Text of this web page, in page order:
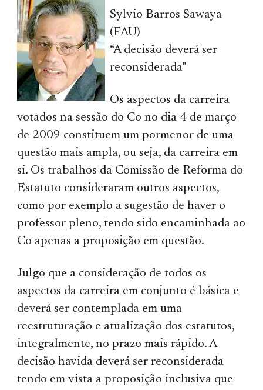
Sylvio Barros Sawaya
(FAU)
“A decisão deverá ser
reconsiderada”
Os aspectos da carreira
votados na sessão do Co no dia 4 de março
de 2009 constituem um pormenor de uma
questão mais ampla, ou seja, da carreira em
si. Os trabalhos da Comissão de Reforma do
Estatuto consideraram outros aspectos,
como por exemplo a sugestão de haver o
professor pleno, tendo sido encaminhada ao
Co apenas a proposição em questão.
Julgo que a consideração de todos os
aspectos da carreira em conjunto é básica e
deverá ser contemplada em uma
reestruturação e atualização dos estatutos,
integralmente, no prazo mais rápido. A
decisão havida deverá ser reconsiderada
tendo em vista a proposição inclusiva que